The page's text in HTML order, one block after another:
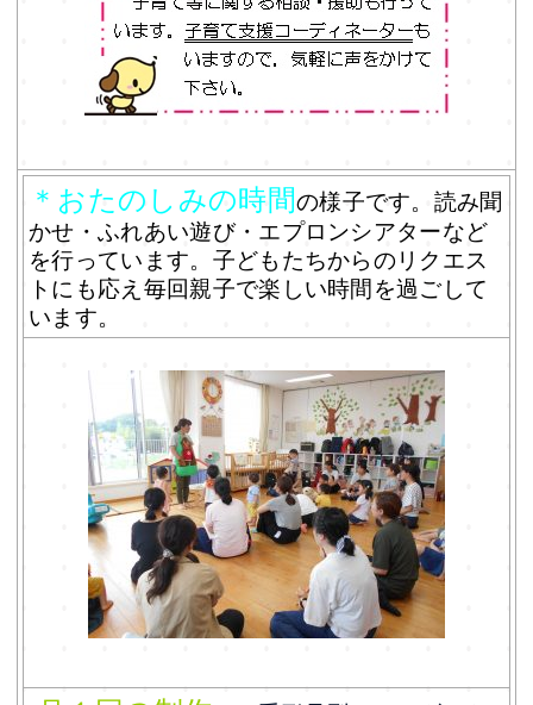
＊おたのしみの時間の様子です。読み聞
かせ・ふれあい遊び・エプロンシアターなど
を行っています。子どもたちからのリクエス
トにも応え毎回親子で楽しい時間を過ごして
います。